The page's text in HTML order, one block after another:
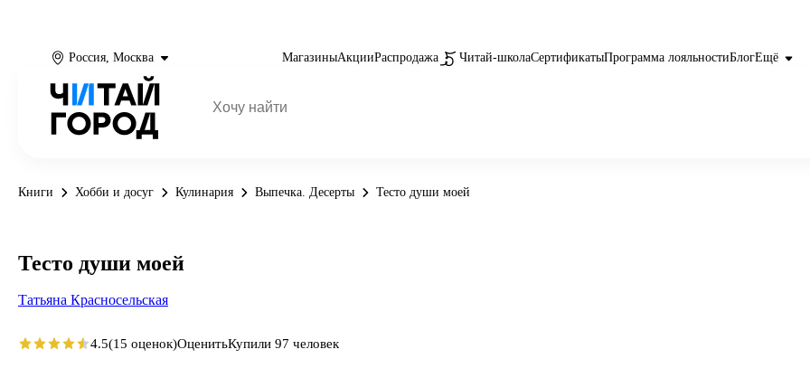
Россия, Москва МагазиныАкцииРаспродажа Читай-школаСертификатыПрограмма лояльностиБлогЕщё
Книги Хобби и досуг Кулинария Выпечка. Десерты Тесто души моей
Тесто души моей
Татьяна Красносельская
4.5(15 оценок)ОценитьКупили 97 человек